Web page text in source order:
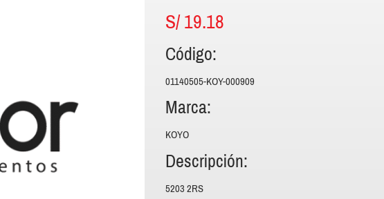
S/19.18
Código:
01140505-KOY-000909
Marca:
KOYO
Descripción:
5203 2RS